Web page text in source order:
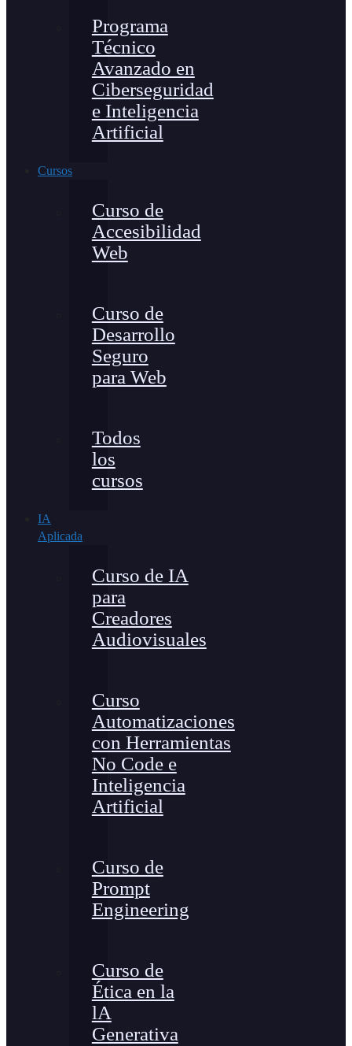
Programa
Técnico
Avanzado en
Ciberseguridad
e Inteligencia
Artificial
Cursos
Curso de
Accesibilidad
Web
Curso de
Desarrollo
Seguro
para Web
Todos
los
cursos
IA
Aplicada
Curso de IA
para
Creadores
Audiovisuales
Curso
Automatizaciones
con Herramientas
No Code e
Inteligencia
Artificial
Curso de
Prompt
Engineering
Curso de
Ética en la
lA
Generativa